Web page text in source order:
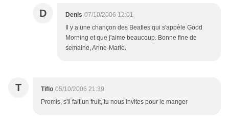
D Denis 07/10/2006 12:01
Il y a une chançon des Beatles qui s'appèle Good
Morning et que j'aime beaucoup. Bonne fine de
semaine, Anne-Marie.
T Tiflo 05/10/2006 21:39
Promis, s'il fait un fruit, tu nous invites pour le manger